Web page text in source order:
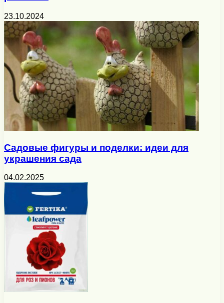
23.10.2024
Садовые фигуры и поделки: идеи для
украшения сада
04.02.2025